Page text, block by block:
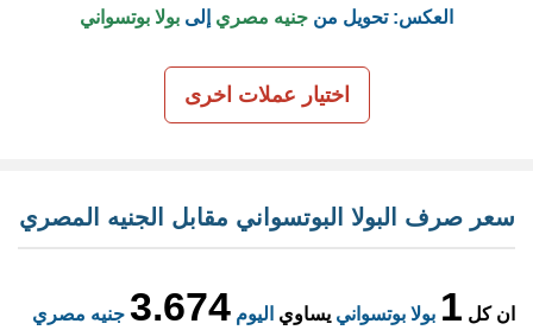
العكس: تحويل من جنيه مصري إلى بولا بوتسواني
اختيار عملات اخرى
سعر صرف البولا البوتسواني مقابل الجنيه المصري
ان كل 1 بولا بوتسواني يساوي اليوم 3.674 جنيه مصري